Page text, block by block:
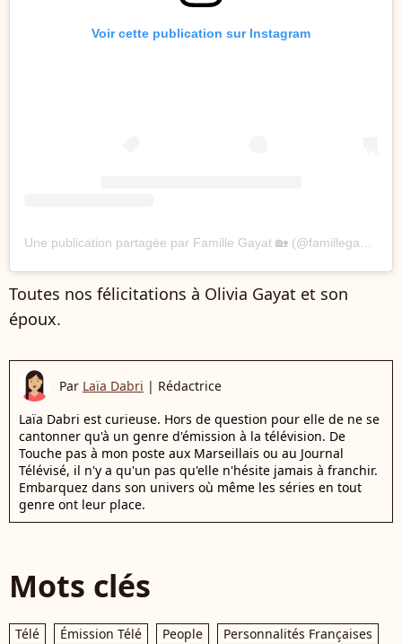
Voir cette publication sur Instagram
Une publication partagée par Famille Gayat 🏡 (@famillegayat)
Toutes nos félicitations à Olivia Gayat et son
époux.
Par Laïa Dabri | Rédactrice
Laïa Dabri est curieuse. Hors de question pour elle de ne se
cantonner qu'à un genre d'émission à la télévision. De
Touche pas à mon poste aux Marseillais ou au Journal
Télévisé, il n'y a qu'un pas qu'elle n'hésite jamais à franchir.
Embarquez dans son univers où même les séries en tout
genre ont leur place.
Mots clés
Télé Émission Télé People
Personnalités Françaises